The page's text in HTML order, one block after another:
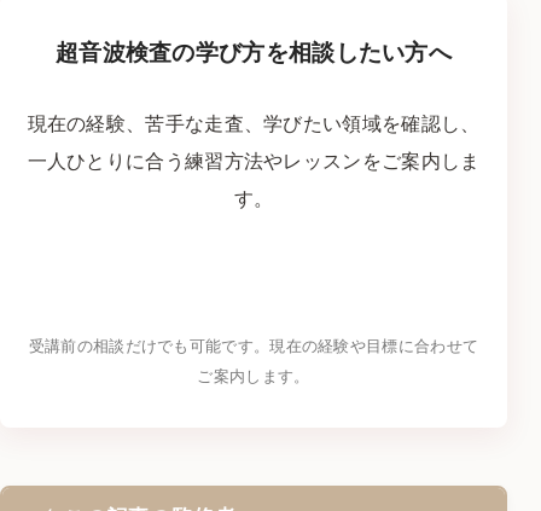
超音波検査の学び方を相談したい方へ
現在の経験、苦手な走査、学びたい領域を確認し、
一人ひとりに合う練習方法やレッスンをご案内しま
す。
受講前の相談だけでも可能です。現在の経験や目標に合わせて
ご案内します。